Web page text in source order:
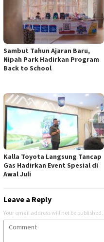
Sambut Tahun Ajaran Baru,
Nipah Park Hadirkan Program
Back to School
Kalla Toyota Langsung Tancap
Gas Hadirkan Event Spesial di
Awal Juli
Leave a Reply
Your email address will not be published.